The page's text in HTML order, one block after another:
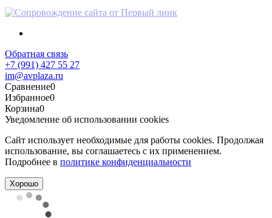
Обратная связь
+7 (991) 427 55 27
im@avplaza.ru
Сравнение0
Избранное0
Корзина0
Уведомление об использовании cookies
Сайт использует необходимые для работы cookies. Продолжая
использование, вы соглашаетесь с их применением.
Подробнее в политике конфиденциальности
Хорошо